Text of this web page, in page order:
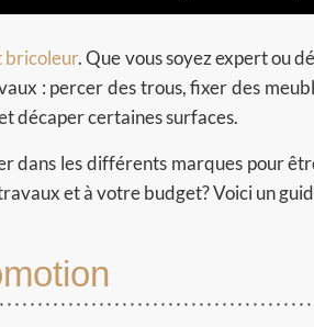
bricoleur. Que vous soyez expert ou
: percer des trous, fixer des
décaper certaines surfaces.
dans les différents marques pour
et à votre budget? Voici un